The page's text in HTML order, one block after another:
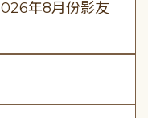
年8月份影友